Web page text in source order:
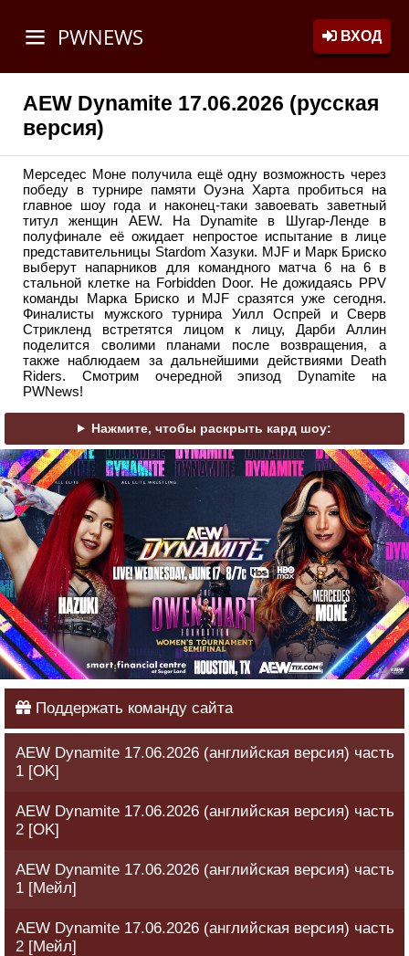
PWNEWS ВХОД
AEW Dynamite 17.06.2026 (русская
версия)
Мерседес Моне получила ещё одну возможность через
победу в турнире памяти Оуэна Харта пробиться на
главное шоу года и наконец-таки завоевать заветный
титул женщин AEW. На Dynamite в Шугар-Ленде в
полуфинале её ожидает непростое испытание в лице
представительницы Stardom Хазуки. MJF и Марк Бриско
выберут напарников для командного матча 6 на 6 в
стальной клетке на Forbidden Door. Не дожидаясь PPV
команды Марка Бриско и MJF сразятся уже сегодня.
Финалисты мужского турнира Уилл Оспрей и Сверв
Стрикленд встретятся лицом к лицу, Дарби Аллин
поделится сволими планами после возвращения, а
также наблюдаем за дальнейшими действиями Death
Riders. Смотрим очередной эпизод Dynamite на
PWNews!
Нажмите, чтобы раскрыть кард шоу:
Поддержать команду сайта
AEW Dynamite 17.06.2026 (английская версия) часть
1 [OK]
AEW Dynamite 17.06.2026 (английская версия) часть
2 [OK]
AEW Dynamite 17.06.2026 (английская версия) часть
1 [Мейл]
AEW Dynamite 17.06.2026 (английская версия) часть
2 [Мейл]